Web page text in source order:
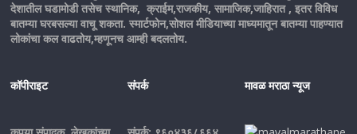
देशातील घडामोडी तसेच स्थानिक, क्राईम,राजकीय, सामाजिक,जाहिरात , इतर विविध
बातम्या घरबसल्या वाचू शकता. स्मार्टफोन,सोशल मीडियाच्या माध्यमातून बातम्या पाहण्यात
लोकांचा कल वाढतोय,म्हणूनच आम्ही बदलतोय.
कॉपीराइट संपर्क मावळ मराठा न्यूज